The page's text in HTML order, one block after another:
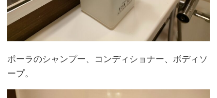
ポーラのシャンプー、コンディショナー、ボディソ
ープ。